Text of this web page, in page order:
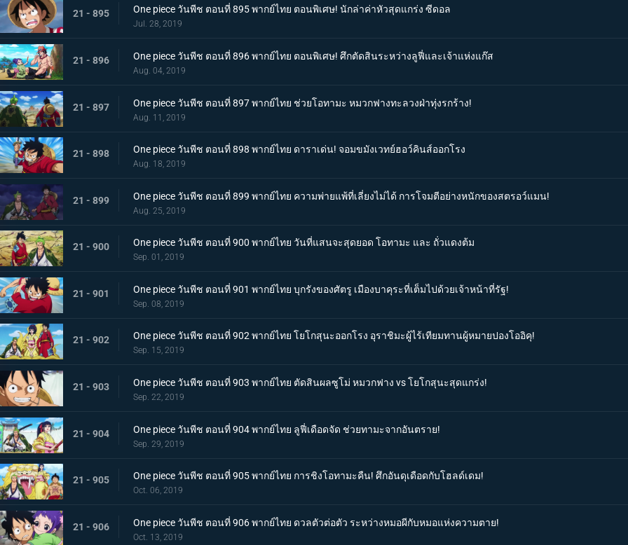
21 - 895 One piece วันพีช ตอนที่ 895 พากย์ไทย ตอนพิเศษ! นักล่าค่าหัวสุดแกร่ง ซีดอล
Jul. 28, 2019
21 - 896 One piece วันพีช ตอนที่ 896 พากย์ไทย ตอนพิเศษ! ศึกตัดสินระหว่างลูฟี่และเจ้าแห่งแก๊ส
Aug. 04, 2019
21 - 897 One piece วันพีช ตอนที่ 897 พากย์ไทย ช่วยโอทามะ หมวกฟางทะลวงฝ่าทุ่งรกร้าง!
Aug. 11, 2019
21 - 898 One piece วันพีช ตอนที่ 898 พากย์ไทย ดาราเด่น! จอมขมังเวทย์ฮอว์คินส์ออกโรง
Aug. 18, 2019
21 - 899 One piece วันพีช ตอนที่ 899 พากย์ไทย ความพ่ายแพ้ที่เลี่ยงไม่ได้ การโจมตีอย่างหนักของสตรอว์แมน!
Aug. 25, 2019
21 - 900 One piece วันพีช ตอนที่ 900 พากย์ไทย วันที่แสนจะสุดยอด โอทามะ และ ถั่วแดงต้ม
Sep. 01, 2019
21 - 901 One piece วันพีช ตอนที่ 901 พากย์ไทย บุกรังของศัตรู เมืองบาคุระที่เต็มไปด้วยเจ้าหน้าที่รัฐ!
Sep. 08, 2019
21 - 902 One piece วันพีช ตอนที่ 902 พากย์ไทย โยโกสุนะออกโรง อุราชิมะผู้ไร้เทียมทานผู้หมายปองโออิคุ!
Sep. 15, 2019
21 - 903 One piece วันพีช ตอนที่ 903 พากย์ไทย ตัดสินผลซูโม่ หมวกฟาง vs โยโกสุนะสุดแกร่ง!
Sep. 22, 2019
21 - 904 One piece วันพีช ตอนที่ 904 พากย์ไทย ลูฟี่เดือดจัด ช่วยทามะจากอันตราย!
Sep. 29, 2019
21 - 905 One piece วันพีช ตอนที่ 905 พากย์ไทย การชิงโอทามะคืน! ศึกอันดุเดือดกับโฮลด์เดม!
Oct. 06, 2019
21 - 906 One piece วันพีช ตอนที่ 906 พากย์ไทย ดวลตัวต่อตัว ระหว่างหมอผีกับหมอแห่งความตาย!
Oct. 13, 2019